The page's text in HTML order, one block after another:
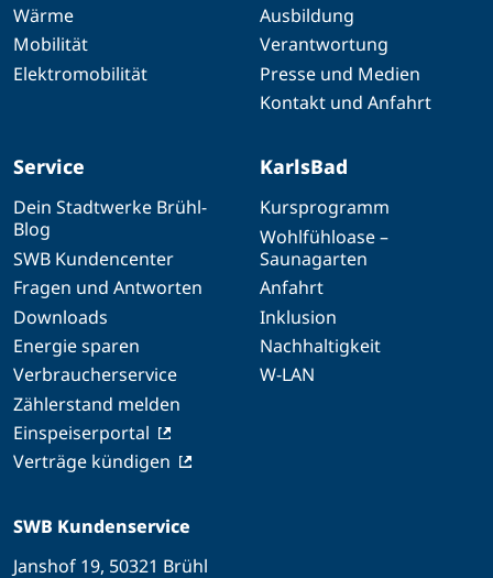
Wärme
Mobilität
Elektromobilität
Ausbildung
Verantwortung
Presse und Medien
Kontakt und Anfahrt
Service
Dein Stadtwerke Brühl-
Blog
SWB Kundencenter
Fragen und Antworten
Downloads
Energie sparen
Verbraucherservice
Zählerstand melden
Einspeiserportal
Verträge kündigen
KarlsBad
Kursprogramm
Wohlfühloase –
Saunagarten
Anfahrt
Inklusion
Nachhaltigkeit
W-LAN
SWB Kundenservice
Janshof 19, 50321 Brühl